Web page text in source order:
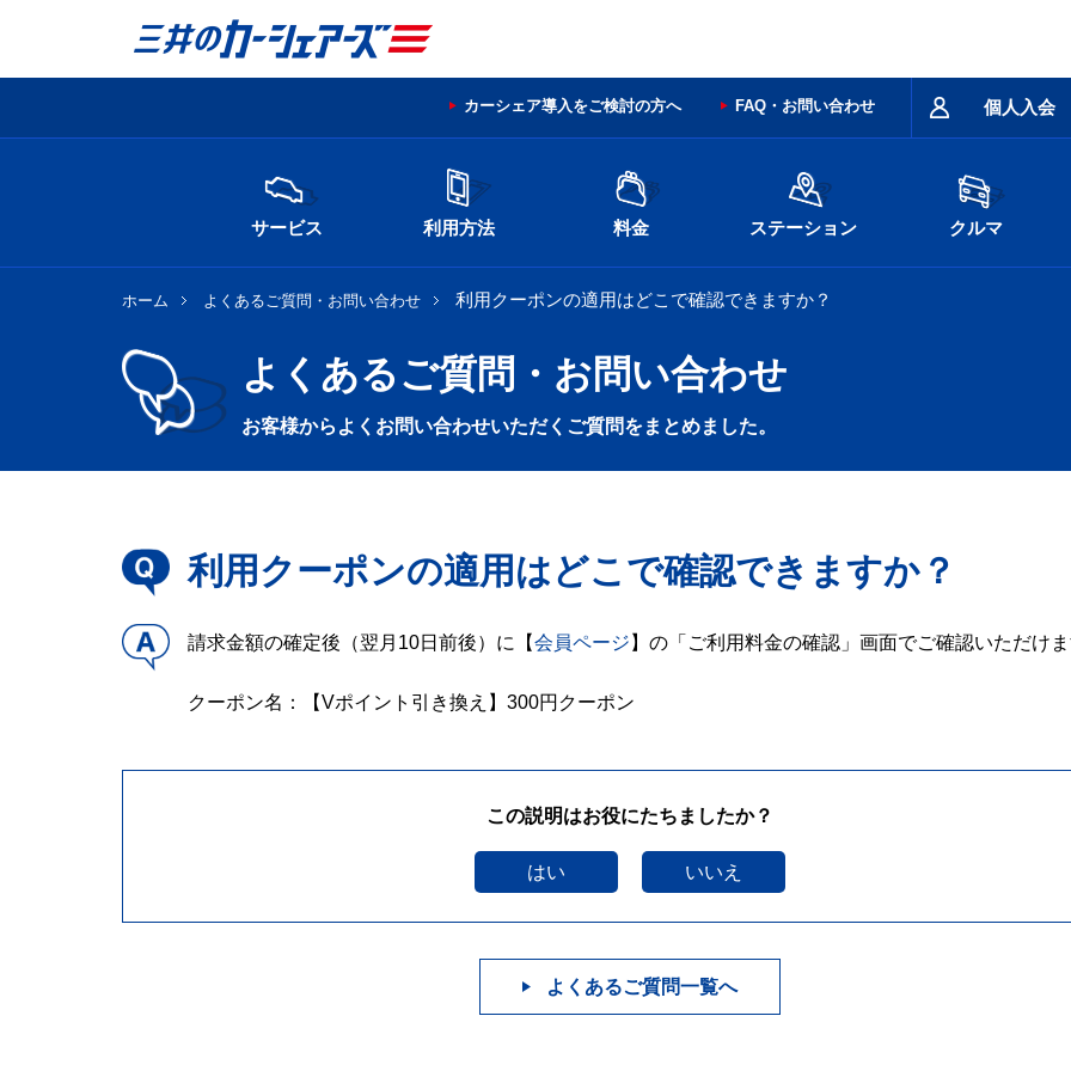
個人入会
カーシェア導入をご検討の方へ FAQ・お問い合わせ
サービス 利用方法 料金 ステーション クルマ
ホーム よくあるご質問・お問い合わせ 利用クーポンの適用はどこで確認できますか？
よくあるご質問・お問い合わせ
お客様からよくお問い合わせいただくご質問をまとめました。
利用クーポンの適用はどこで確認できますか？
請求金額の確定後（翌月10日前後）に【会員ページ 】の「ご利用料金の確認」画面でご確認いただけ
クーポン名：【Vポイント引き換え】300円クーポン
この説明はお役にたちましたか？
はい いいえ
よくあるご質問一覧へ